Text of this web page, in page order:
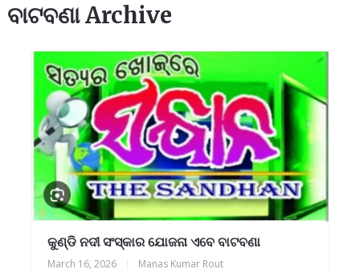
ବାଟବଣା Archive
କୁଣ୍ଡି ନଦୀ ସଂସ୍କାର ଯୋଜନା ଏବେ ବାଟବଣା
March 16, 2026 Manas Kumar Rout